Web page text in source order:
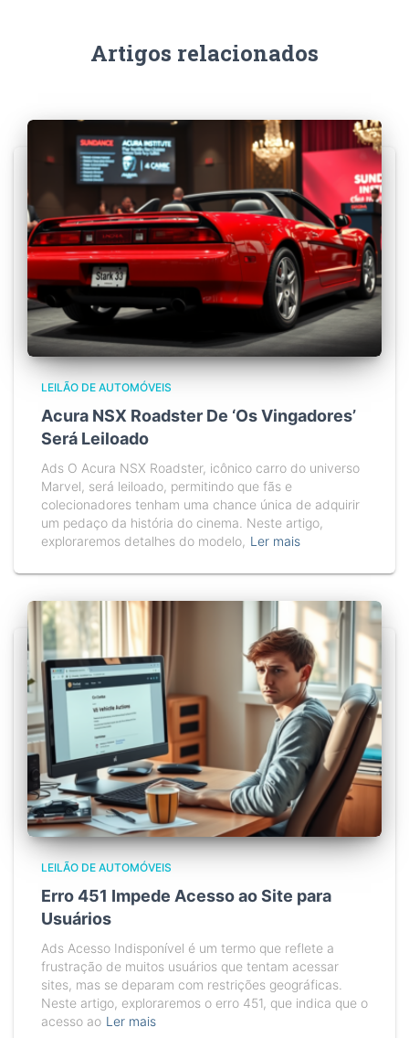
Artigos relacionados
LEILÃO DE AUTOMÓVEIS
Acura NSX Roadster De ‘Os Vingadores’
Será Leiloado
Ads O Acura NSX Roadster, icônico carro do universo
Marvel, será leiloado, permitindo que fãs e
colecionadores tenham uma chance única de adquirir
um pedaço da história do cinema. Neste artigo,
exploraremos detalhes do modelo, Ler mais
LEILÃO DE AUTOMÓVEIS
Erro 451 Impede Acesso ao Site para
Usuários
Ads Acesso Indisponível é um termo que reflete a
frustração de muitos usuários que tentam acessar
sites, mas se deparam com restrições geográficas.
Neste artigo, exploraremos o erro 451, que indica que o
acesso ao Ler mais